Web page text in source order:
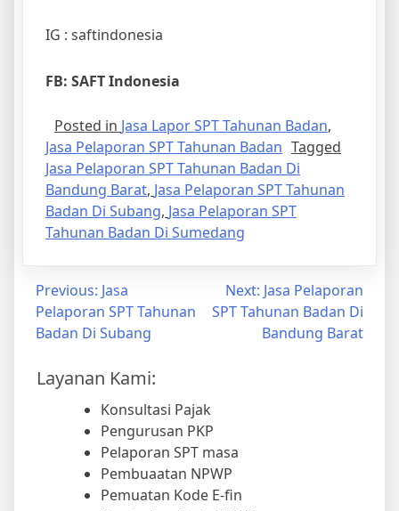
IG : saftindonesia
FB: SAFT Indonesia
Posted in Jasa Lapor SPT Tahunan Badan,
Jasa Pelaporan SPT Tahunan Badan Tagged
Jasa Pelaporan SPT Tahunan Badan Di
Bandung Barat, Jasa Pelaporan SPT Tahunan
Badan Di Subang, Jasa Pelaporan SPT
Tahunan Badan Di Sumedang
Previous: Jasa
Pelaporan SPT Tahunan
Badan Di Subang
Next: Jasa Pelaporan
SPT Tahunan Badan Di
Bandung Barat
Layanan Kami:
Konsultasi Pajak
Pengurusan PKP
Pelaporan SPT masa
Pembuaatan NPWP
Pemuatan Kode E-fin